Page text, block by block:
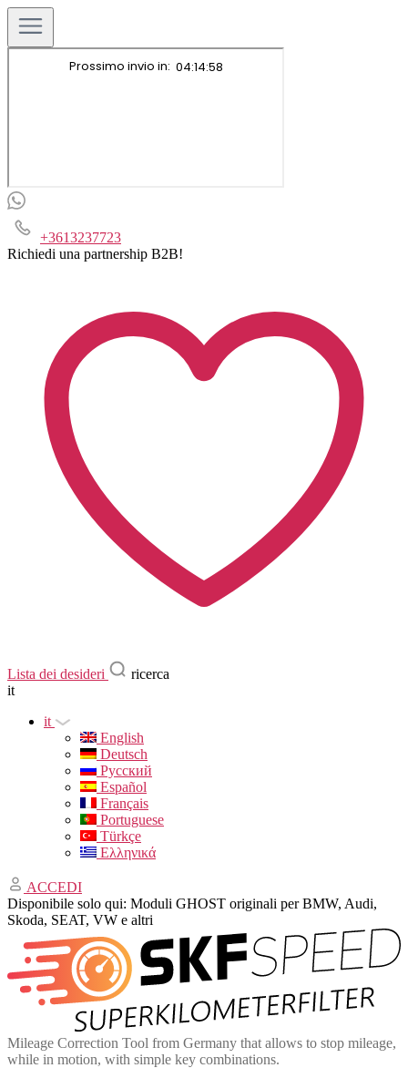
+3613237723
Richiedi una partnership B2B!
Lista dei desideri
ricerca
it
it
English
Deutsch
Русский
Español
Français
Portuguese
Türkçe
Ελληνικά
ACCEDI
Disponibile solo qui: Moduli GHOST originali per BMW, Audi,
Skoda, SEAT, VW e altri
Mileage Correction Tool from Germany that allows to stop mileage,
while in motion, with simple key combinations.